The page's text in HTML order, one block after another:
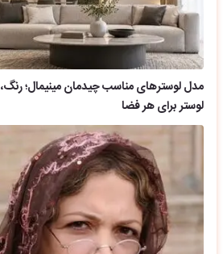
مدل لوسترهای مناسب چیدمان مینیمال؛ رنگ،
لوستر برای هر فضا